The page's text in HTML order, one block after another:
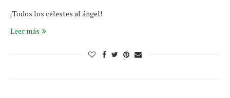
¡Todos los celestes al ángel!
Leer más